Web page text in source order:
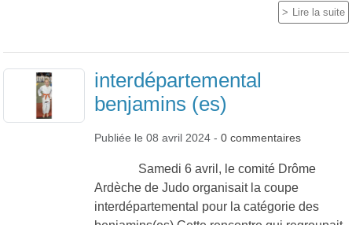
Lire la suite
interdépartemental
benjamins (es)
Publiée le 08 avril 2024 - 0 commentaires
Samedi 6 avril, le comité Drôme
Ardèche de Judo organisait la coupe
interdépartemental pour la catégorie des